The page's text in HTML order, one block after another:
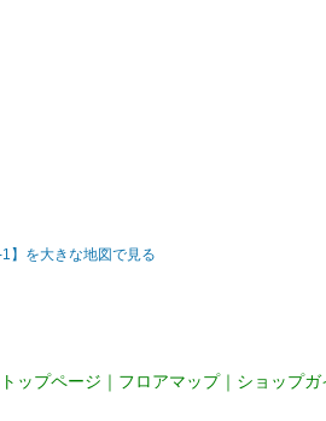
】を大きな地図で見る
トップページ ｜ フロアマップ｜ ショップガ